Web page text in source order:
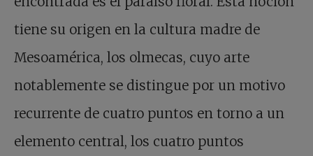
tiene su origen en la cultura madre de
Mesoamérica, los olmecas, cuyo arte
notablemente se distingue por un motivo
recurrente de cuatro puntos en torno a un
elemento central, los cuatro puntos